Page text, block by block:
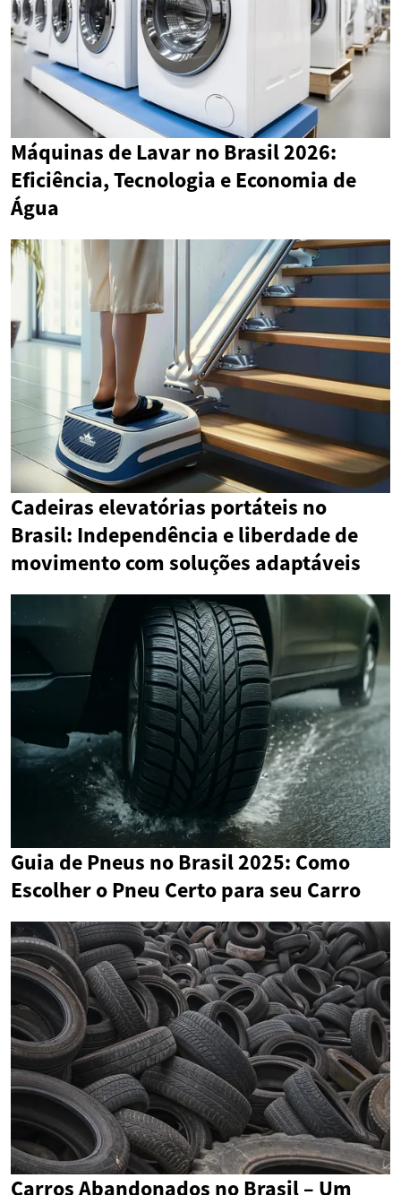
Máquinas de Lavar no Brasil 2026:
Eficiência, Tecnologia e Economia de
Água
Cadeiras elevatórias portáteis no
Brasil: Independência e liberdade de
movimento com soluções adaptáveis
Guia de Pneus no Brasil 2025: Como
Escolher o Pneu Certo para seu Carro
Carros Abandonados no Brasil – Um